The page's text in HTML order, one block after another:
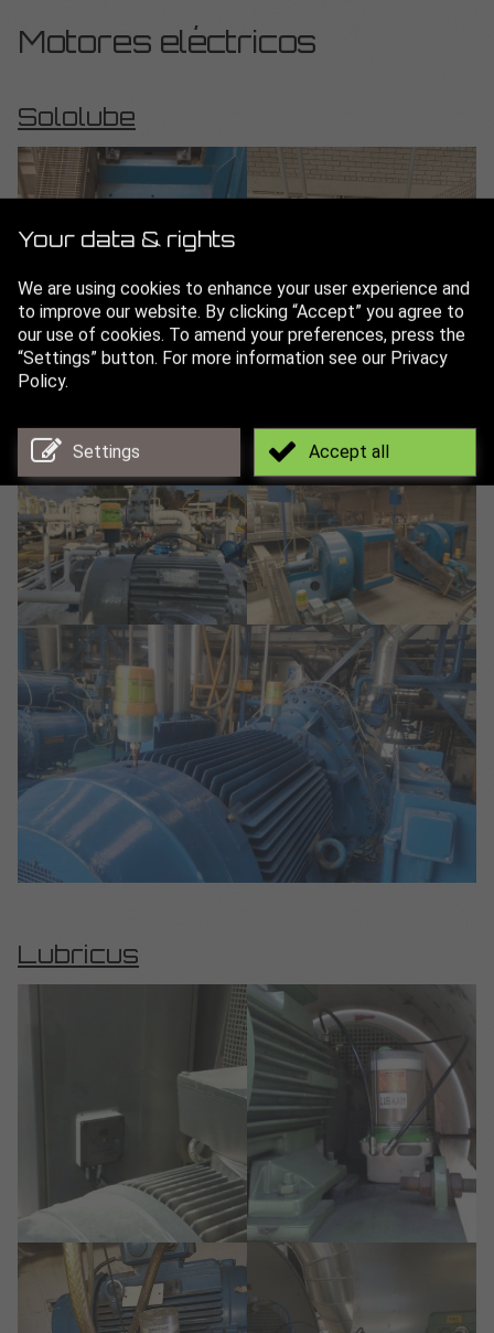
Motores eléctricos
Sololube
Lubricus
Your data & rights
We are using cookies to enhance your user experience and
to improve our website. By clicking “Accept” you agree to
our use of cookies. To amend your preferences, press the
“Settings” button. For more information see our Privacy
Policy.
Settings Accept all